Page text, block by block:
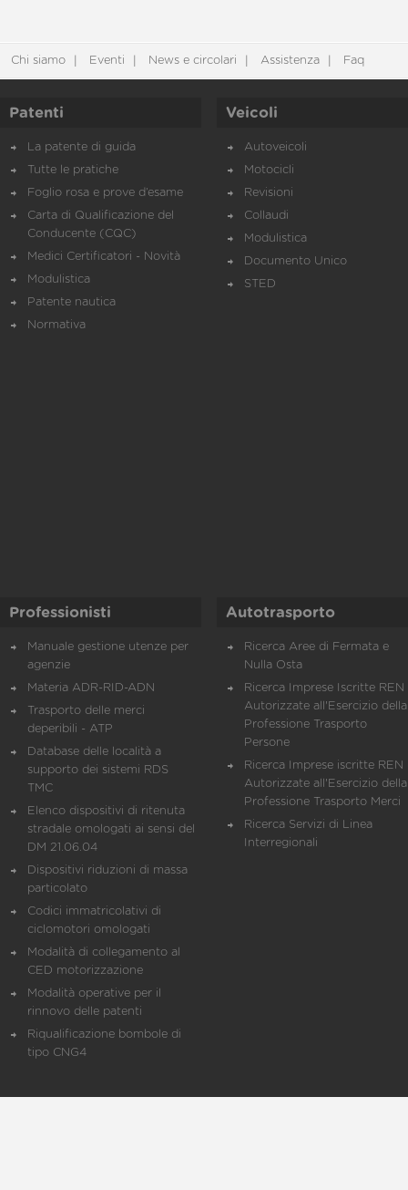
Chi siamo Eventi News e circolari Assistenza Faq
Patenti
La patente di guida
Tutte le pratiche
Foglio rosa e prove d’esame
Carta di Qualificazione del
Conducente (CQC)
Medici Certificatori - Novità
Modulistica
Patente nautica
Normativa
Veicoli
Autoveicoli
Motocicli
Revisioni
Collaudi
Modulistica
Documento Unico
STED
Professionisti
Manuale gestione utenze per
agenzie
Materia ADR-RID-ADN
Trasporto delle merci
deperibili - ATP
Database delle località a
supporto dei sistemi RDS
TMC
Elenco dispositivi di ritenuta
stradale omologati ai sensi del
DM 21.06.04
Dispositivi riduzioni di massa
particolato
Codici immatricolativi di
ciclomotori omologati
Modalità di collegamento al
CED motorizzazione
Modalità operative per il
rinnovo delle patenti
Riqualificazione bombole di
tipo CNG4
Autotrasporto
Ricerca Aree di Fermata e
Nulla Osta
Ricerca Imprese Iscritte REN
Autorizzate all'Esercizio della
Professione Trasporto
Persone
Ricerca Imprese iscritte REN
Autorizzate all'Esercizio della
Professione Trasporto Merci
Ricerca Servizi di Linea
Interregionali